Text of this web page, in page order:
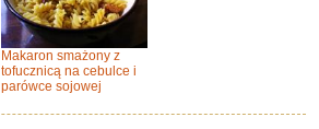
Makaron smażony z
tofucznicą na cebulce i
parówce sojowej